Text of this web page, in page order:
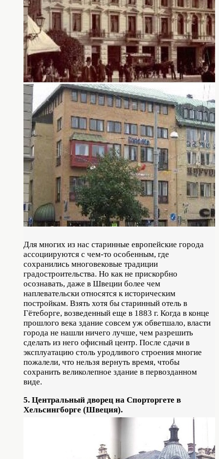
Для многих из нас старинные европейские города
ассоциируются с чем-то особенным, где
сохранились многовековые традиции
градостроительства. Но как не прискорбно
осознавать, даже в Швеции более чем
наплевательски относятся к историческим
постройкам. Взять хотя бы старинный отель в
Гётеборге, возведенный еще в 1883 г. Когда в конце
прошлого века здание совсем уж обветшало, власти
города не нашли ничего лучше, чем разрешить
сделать из него офисный центр. После сдачи в
эксплуатацию столь уродливого строения многие
пожалели, что нельзя вернуть время, чтобы
сохранить великолепное здание в первозданном
виде.
5. Центральный дворец на Спорторгете в
Хельсингборге (Швеция).